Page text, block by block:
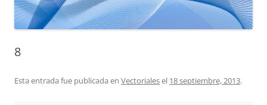
8
Esta entrada fue publicada en Vectorialesel 18 septiembre, 2013.